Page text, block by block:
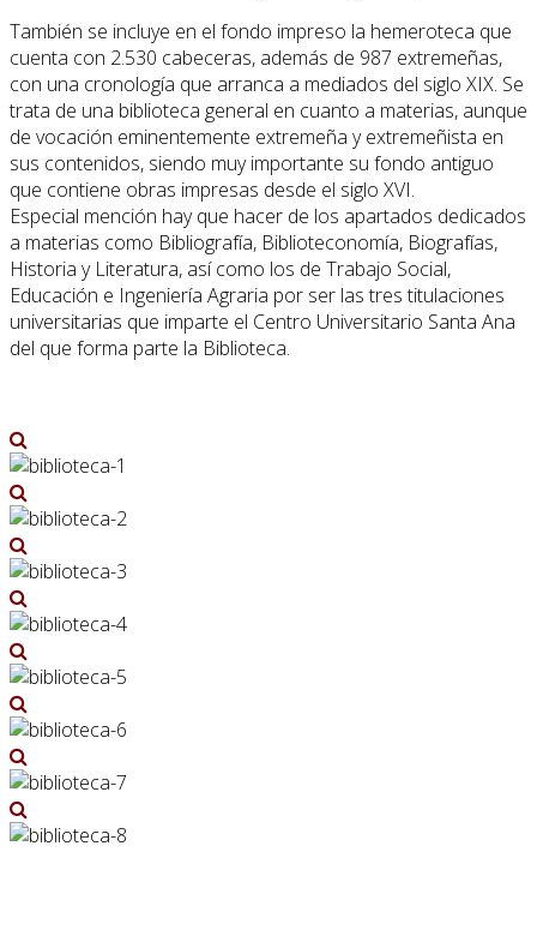
También se incluye en el fondo impreso la hemeroteca que
cuenta con 2.530 cabeceras, además de 987 extremeñas,
con una cronología que arranca a mediados del siglo XIX. Se
trata de una biblioteca general en cuanto a materias, aunque
de vocación eminentemente extremeña y extremeñista en
sus contenidos, siendo muy importante su fondo antiguo
que contiene obras impresas desde el siglo XVI.
Especial mención hay que hacer de los apartados dedicados
a materias como Bibliografía, Biblioteconomía, Biografías,
Historia y Literatura, así como los de Trabajo Social,
Educación e Ingeniería Agraria por ser las tres titulaciones
universitarias que imparte el Centro Universitario Santa Ana
del que forma parte la Biblioteca.